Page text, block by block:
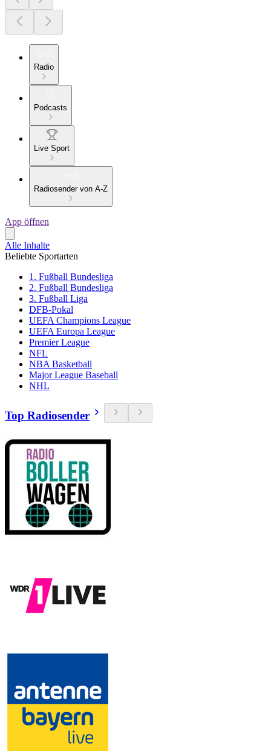
Radio
Podcasts
Live Sport
Radiosender von A-Z
App öffnen
Alle Inhalte
Beliebte Sportarten
1. Fußball Bundesliga
2. Fußball Bundesliga
3. Fußball Liga
DFB-Pokal
UEFA Champions League
UEFA Europa League
Premier League
NFL
NBA Basketball
Major League Baseball
NHL
Top Radiosender